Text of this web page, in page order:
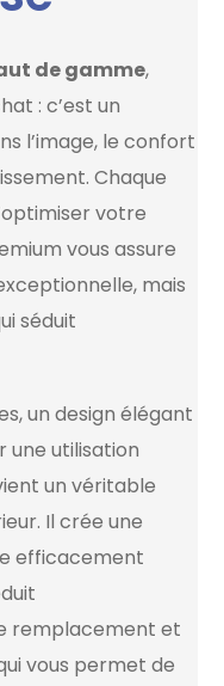
de gamme,
: c’est un
l’image, le confort
Chaque
votre
vous assure
mais
séduit
un design élégant
une utilisation
un véritable
Il crée une
efficacement
remplacement et
vous permet de